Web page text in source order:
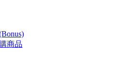
商品